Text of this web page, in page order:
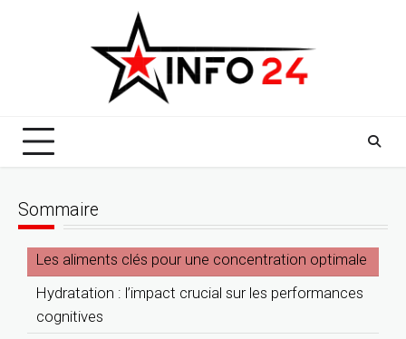
Sommaire
Les aliments clés pour une concentration optimale
Hydratation : l’impact crucial sur les performances
cognitives